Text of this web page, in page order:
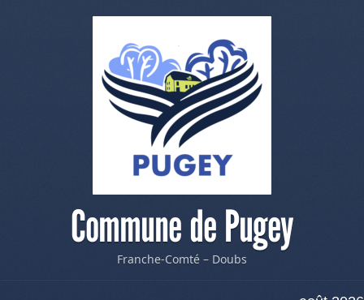
Commune de Pugey
Franche-Comté – Doubs